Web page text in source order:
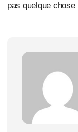
pas quelque chose